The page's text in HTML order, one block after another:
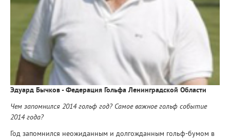
Эдуард Бычков - Федерация Гольфа Ленинградской Области
Чем запомнился 2014 гольф год? Самое важное гольф событие
2014 года?
Год запомнился неожиданным и долгожданным гольф-бумом в